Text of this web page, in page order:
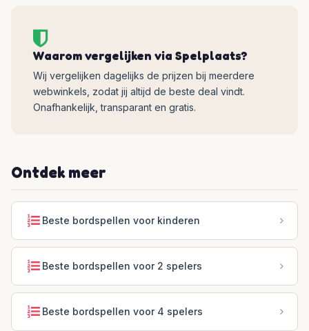
Waarom vergelijken via Spelplaats?
Wij vergelijken dagelijks de prijzen bij meerdere
webwinkels, zodat jij altijd de beste deal vindt.
Onafhankelijk, transparant en gratis.
Ontdek meer
Beste bordspellen voor kinderen
Beste bordspellen voor 2 spelers
Beste bordspellen voor 4 spelers